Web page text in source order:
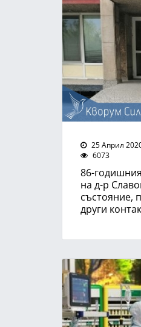
25 Април
6073
86-
на д-р
състояние,
други